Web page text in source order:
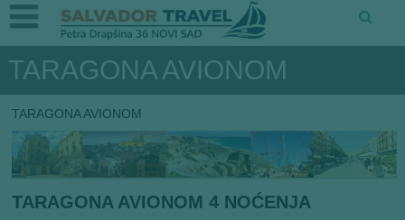
TARAGONA AVIONOM
TARAGONA AVIONOM
TARAGONA AVIONOM 4 NOĆENJA